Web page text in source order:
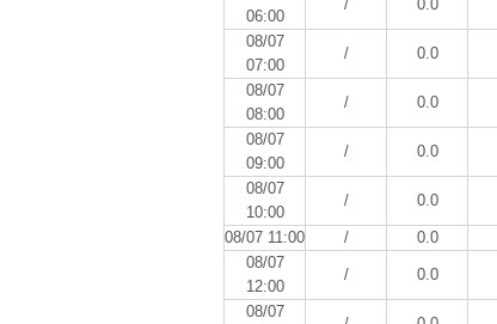
06:00
/ 0.0
08/07
07:00
/ 0.0
08/07
08:00
/ 0.0
08/07
09:00
/ 0.0
08/07
10:00
/ 0.0
08/07 11:00 / 0.0
08/07
12:00
/ 0.0
08/07